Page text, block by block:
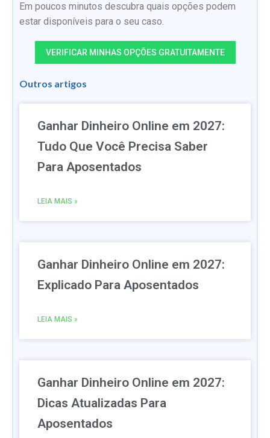
Em poucos minutos descubra quais opções podem
estar disponíveis para o seu caso.
VERIFICAR MINHAS OPÇÕES GRATUITAMENTE
Outros artigos
Ganhar Dinheiro Online em 2027:
Tudo Que Você Precisa Saber
Para Aposentados
LEIA MAIS »
Ganhar Dinheiro Online em 2027:
Explicado Para Aposentados
LEIA MAIS »
Ganhar Dinheiro Online em 2027:
Dicas Atualizadas Para
Aposentados